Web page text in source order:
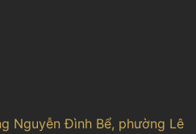
Nguyễn Đình Bể, phường Lê